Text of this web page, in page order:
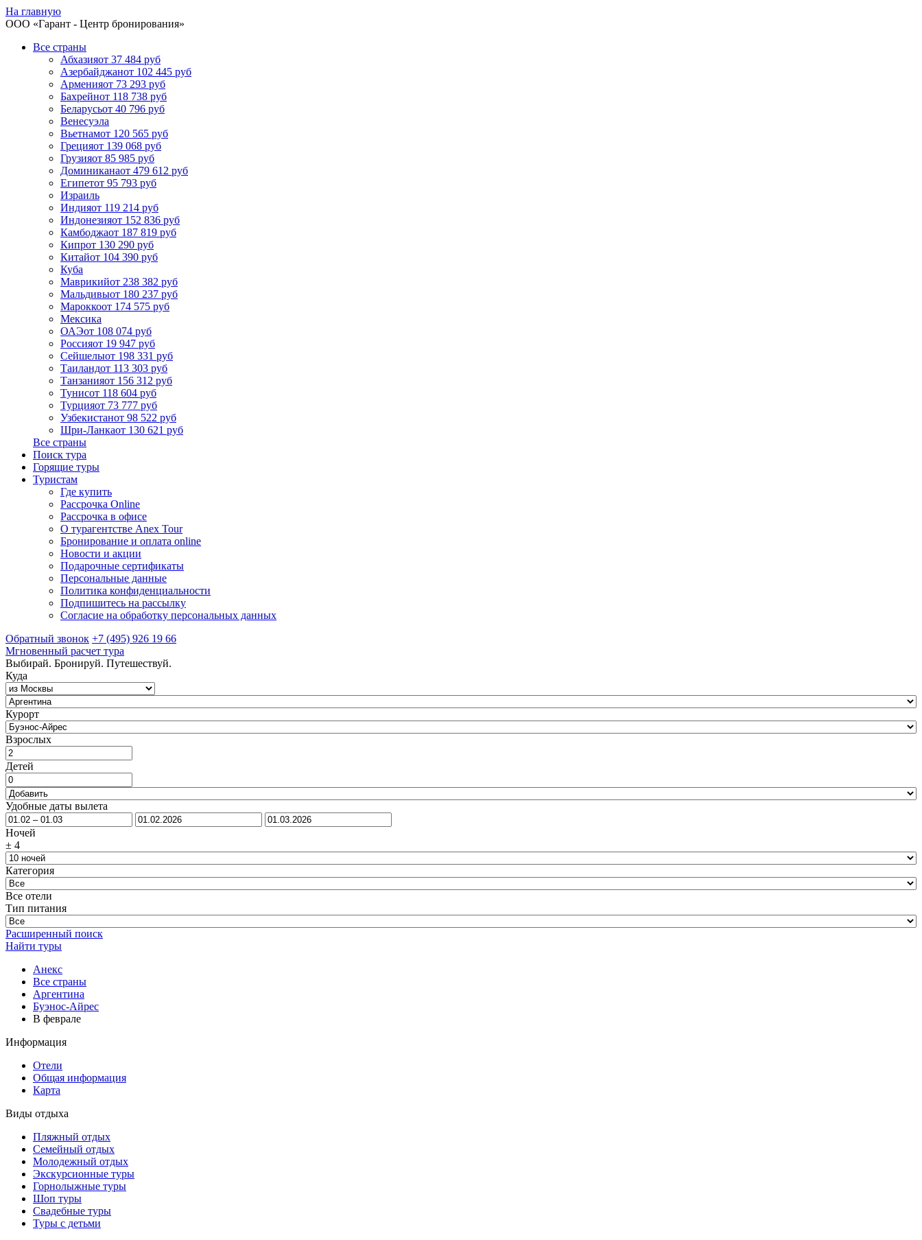
На главную
ООО «Гарант - Центр бронирования»
Все страны
Абхазияот 37 484 руб
Азербайджанот 102 445 руб
Арменияот 73 293 руб
Бахрейнот 118 738 руб
Беларусьот 40 796 руб
Венесуэла
Вьетнамот 120 565 руб
Грецияот 139 068 руб
Грузияот 85 985 руб
Доминиканаот 479 612 руб
Египетот 95 793 руб
Израиль
Индияот 119 214 руб
Индонезияот 152 836 руб
Камбоджаот 187 819 руб
Кипрот 130 290 руб
Китайот 104 390 руб
Куба
Маврикийот 238 382 руб
Мальдивыот 180 237 руб
Мароккоот 174 575 руб
Мексика
ОАЭот 108 074 руб
Россияот 19 947 руб
Сейшелыот 198 331 руб
Таиландот 113 303 руб
Танзанияот 156 312 руб
Тунисот 118 604 руб
Турцияот 73 777 руб
Узбекистанот 98 522 руб
Шри-Ланкаот 130 621 руб
Все страны
Поиск тура
Горящие туры
Туристам
Где купить
Рассрочка Online
Рассрочка в офисе
О турагентстве Anex Tour
Бронирование и оплата online
Новости и акции
Подарочные сертификаты
Персональные данные
Политика конфиденциальности
Подпишитесь на рассылку
Согласие на обработку персональных данных
Обратный звонок +7 (495) 926 19 66
Мгновенный расчет тура
Выбирай. Бронируй. Путешествуй.
Куда
Курорт
Взрослых
Детей
Удобные даты вылета
Ночей
± 4
Категория
Все отели
Тип питания
Расширенный поиск
Найти туры
Анекс
Все страны
Аргентина
Буэнос-Айрес
В феврале
Информация
Отели
Общая информация
Карта
Виды отдыха
Пляжный отдых
Семейный отдых
Молодежный отдых
Экскурсионные туры
Горнолыжные туры
Шоп туры
Свадебные туры
Туры с детьми